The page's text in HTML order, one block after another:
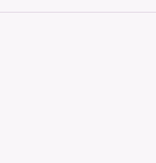
Name Generator
Generator